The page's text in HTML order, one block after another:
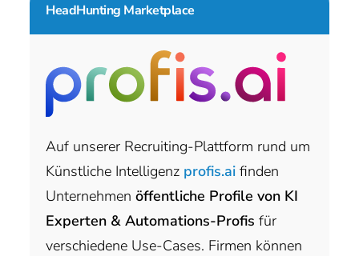
HeadHunting Marketplace
Auf unserer Recruiting-Plattform rund um
Künstliche Intelligenz profis.ai finden
Unternehmen öffentliche Profile von KI
Experten & Automations-Profis für
verschiedene Use-Cases. Firmen können